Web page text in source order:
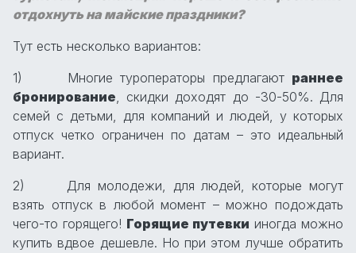
отдохнуть на майские праздники?
Тут есть несколько вариантов:
1) Многие туроператоры предлагают раннее
бронирование, скидки доходят до -30-50%. Для
семей с детьми, для компаний и людей, у которых
отпуск четко ограничен по датам – это идеальный
вариант.
2) Для молодежи, для людей, которые могут
взять отпуск в любой момент – можно подождать
чего-то горящего! Горящие путевки иногда можно
купить вдвое дешевле. Но при этом лучше обратить